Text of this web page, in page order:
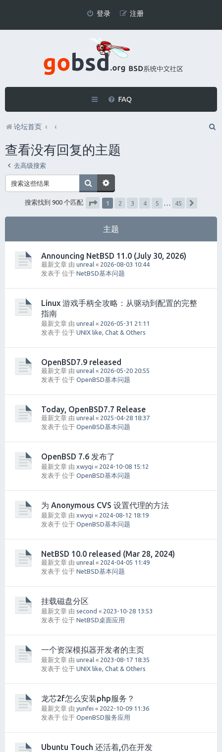
登录 注册
FAQ
论坛首页
查看没有回复的主题
去高级搜索
搜索找到 900 个匹配
1 2 3 4 5
45
主题
Announcing NetBSD 11.0 (July 30, 2026)
最新文章 由 unreal « 2026-08-03 10:44
发表于 位于 NetBSD基本问题
Linux 游戏手柄全攻略：从驱动到配置的完整
指南
最新文章 由 unreal « 2026-05-31 21:11
发表于 位于 UNIX like, Chat & Others
OpenBSD7.9 released
最新文章 由 unreal « 2026-05-20 20:55
发表于 位于 OpenBSD基本问题
Today, OpenBSD7.7 Release
最新文章 由 unreal « 2025-04-28 18:37
发表于 位于 OpenBSD基本问题
OpenBSD 7.6 发布了
最新文章 由 xwyqi « 2024-10-08 15:12
发表于 位于 OpenBSD基本问题
为 Anonymous CVS 设置代理的方法
最新文章 由 xwyqi « 2024-08-12 18:19
发表于 位于 OpenBSD基本问题
NetBSD 10.0 released (Mar 28, 2024)
最新文章 由 unreal « 2024-04-05 11:49
发表于 位于 NetBSD基本问题
挂载磁盘分区
最新文章 由 second « 2023-10-28 13:53
发表于 位于 NetBSD桌面应用
一个资深模拟器开发者的主页
最新文章 由 unreal « 2023-08-17 18:35
发表于 位于 UNIX like, Chat & Others
龙芯2f怎么安装php服务？
最新文章 由 yunfei « 2022-10-09 11:36
发表于 位于 OpenBSD服务应用
Ubuntu Touch 还活着,仍在开发